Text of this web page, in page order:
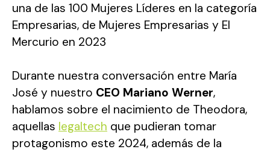
una de las 100 Mujeres Líderes en la categoría
Empresarias, de Mujeres Empresarias y El
Mercurio en 2023
Durante nuestra conversación entre María
José y nuestro CEO Mariano Werner,
hablamos sobre el nacimiento de Theodora,
aquellas legaltech que pudieran tomar
protagonismo este 2024, además de la